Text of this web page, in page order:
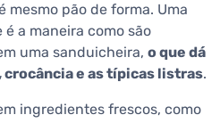
mesmo pão de forma. Uma
a maneira como são
uma sanduicheira, o que dá
crocância e as típicas listras.
ingredientes frescos, como